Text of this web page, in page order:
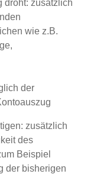
droht: zusätzlich
wie z.B.
der
zusätzlich
des
Beispiel
der bisherigen